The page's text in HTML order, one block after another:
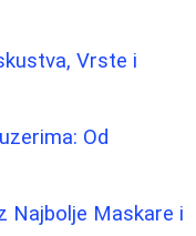
Vrste i
Od
Najbolje Maskare i